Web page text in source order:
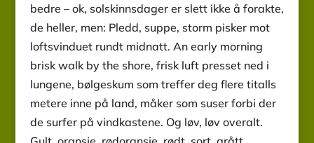
bedre – ok, solskinnsdager er slett ikke å forakte,
de heller, men: Pledd, suppe, storm pisker mot
loftsvinduet rundt midnatt. An early morning
brisk walk by the shore, frisk luft presset ned i
lungene, bølgeskum som treffer deg flere titalls
metere inne på land, måker som suser forbi der
de surfer på vindkastene. Og løv, løv overalt.